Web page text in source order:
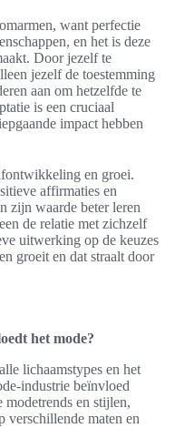
want perfectie
en het is deze
Door jezelf te
jezelf de toestemming
aan om hetzelfde te
is een cruciaal
impact hebben
en groei.
affirmaties en
zijn waarde beter leren
de relatie met zichzelf
uitwerking op de keuzes
groeit en dat straalt door
het mode?
lichaamstypes en het
industrie beïnvloed
modetrends en stijlen,
verschillende maten en